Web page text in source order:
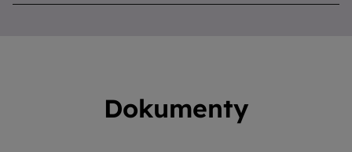
Dokumenty